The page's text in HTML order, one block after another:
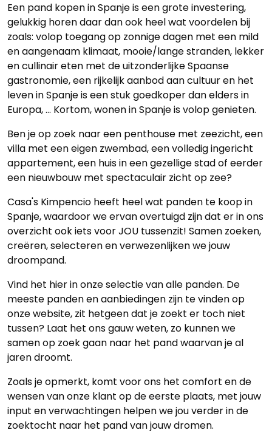
Een pand kopen in Spanje is een grote investering,
gelukkig horen daar dan ook heel wat voordelen bij
zoals: volop toegang op zonnige dagen met een mild
en aangenaam klimaat, mooie/lange stranden, lekker
en cullinair eten met de uitzonderlijke Spaanse
gastronomie, een rijkelijk aanbod aan cultuur en het
leven in Spanje is een stuk goedkoper dan elders in
Europa, ... Kortom, wonen in Spanje is volop genieten.
Ben je op zoek naar een penthouse met zeezicht, een
villa met een eigen zwembad, een volledig ingericht
appartement, een huis in een gezellige stad of eerder
een nieuwbouw met spectaculair zicht op zee?
Casa's Kimpencio heeft heel wat panden te koop in
Spanje, waardoor we ervan overtuigd zijn dat er in ons
overzicht ook iets voor JOU tussenzit! Samen zoeken,
creëren, selecteren en verwezenlijken we jouw
droompand.
Vind het hier in onze selectie van alle panden. De
meeste panden en aanbiedingen zijn te vinden op
onze website, zit hetgeen dat je zoekt er toch niet
tussen? Laat het ons gauw weten, zo kunnen we
samen op zoek gaan naar het pand waarvan je al
jaren droomt.
Zoals je opmerkt, komt voor ons het comfort en de
wensen van onze klant op de eerste plaats, met jouw
input en verwachtingen helpen we jou verder in de
zoektocht naar het pand van jouw dromen.